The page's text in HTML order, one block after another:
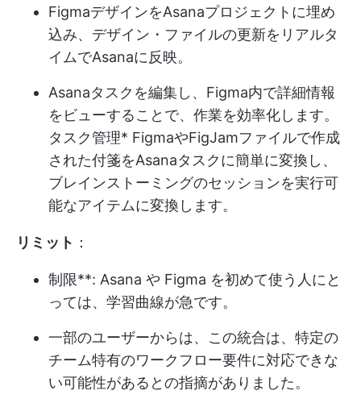
FigmaデザインをAsanaプロジェクトに埋め
込み、デザイン・ファイルの更新をリアルタ
イムでAsanaに反映。
Asanaタスクを編集し、Figma内で詳細情報
をビューすることで、作業を効率化します。
タスク管理* FigmaやFigJamファイルで作成
された付箋をAsanaタスクに簡単に変換し、
ブレインストーミングのセッションを実行可
能なアイテムに変換します。
リミット ：
制限**: Asana や Figma を初めて使う人にと
っては、学習曲線が急です。
一部のユーザーからは、この統合は、特定の
チーム特有のワークフロー要件に対応できな
い可能性があるとの指摘がありました。